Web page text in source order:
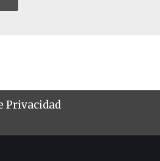
Privacidad